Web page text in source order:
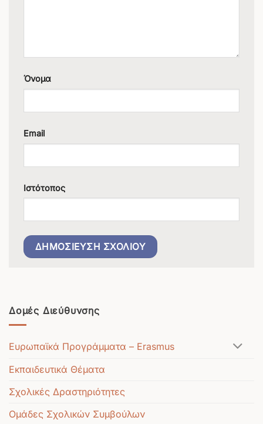
Δομές Διεύθυνσης
Ευρωπαϊκά Προγράμματα – Erasmus
Εκπαιδευτικά Θέματα
Σχολικές Δραστηριότητες
Ομάδες Σχολικών Συμβούλων
Όνομα
Email
Ιστότοπος